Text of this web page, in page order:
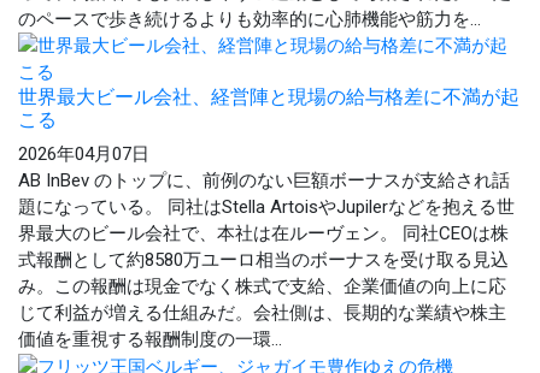
のペースで歩き続けるよりも効率的に心肺機能や筋力を...
世界最大ビール会社、経営陣と現場の給与格差に不満が起
こる
2026年04月07日
AB InBev のトップに、前例のない巨額ボーナスが支給され話
題になっている。 同社はStella ArtoisやJupilerなどを抱える世
界最大のビール会社で、本社は在ルーヴェン。 同社CEOは株
式報酬として約8580万ユーロ相当のボーナスを受け取る見込
み。この報酬は現金でなく株式で支給、企業価値の向上に応
じて利益が増える仕組みだ。会社側は、長期的な業績や株主
価値を重視する報酬制度の一環...